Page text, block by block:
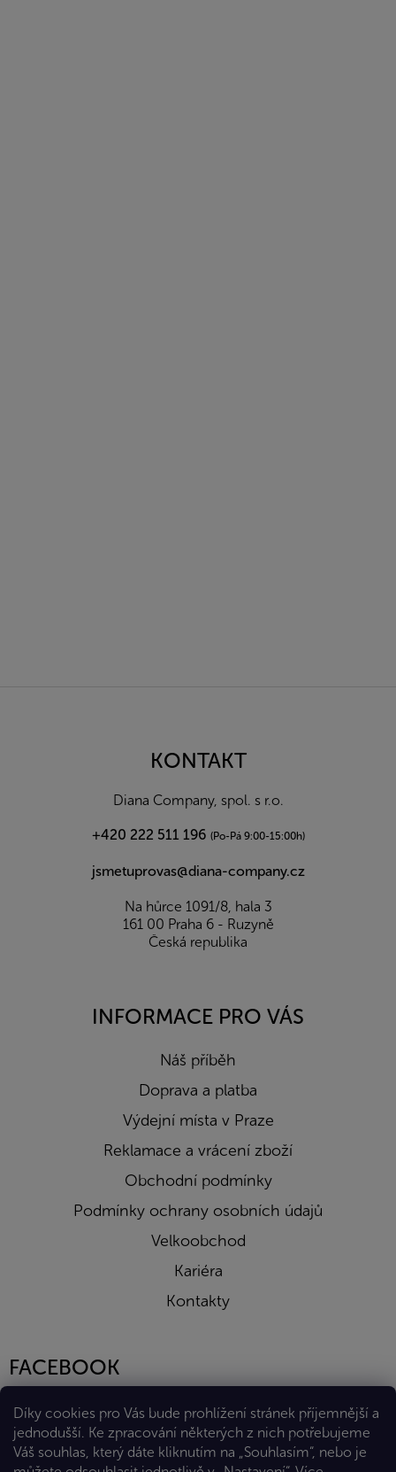
Díky cookies pro Vás bude prohlížení stránek příjemnější a
jednodušší. Ke zpracování některých z nich potřebujeme
Váš souhlas, který dáte kliknutím na „Souhlasím“, nebo je
KONTAKT
Diana Company, spol. s r.o.
+420 222 511 196 (Po-Pá 9:00-15:00h)
jsmetuprovas@diana-company.cz
Na hůrce 1091/8, hala 3
161 00 Praha 6 - Ruzyně
Česká republika
INFORMACE PRO VÁS
Náš příběh
Doprava a platba
Výdejní místa v Praze
Reklamace a vrácení zboží
Obchodní podmínky
Podmínky ochrany osobních údajů
Velkoobchod
Kariéra
Kontakty
FACEBOOK